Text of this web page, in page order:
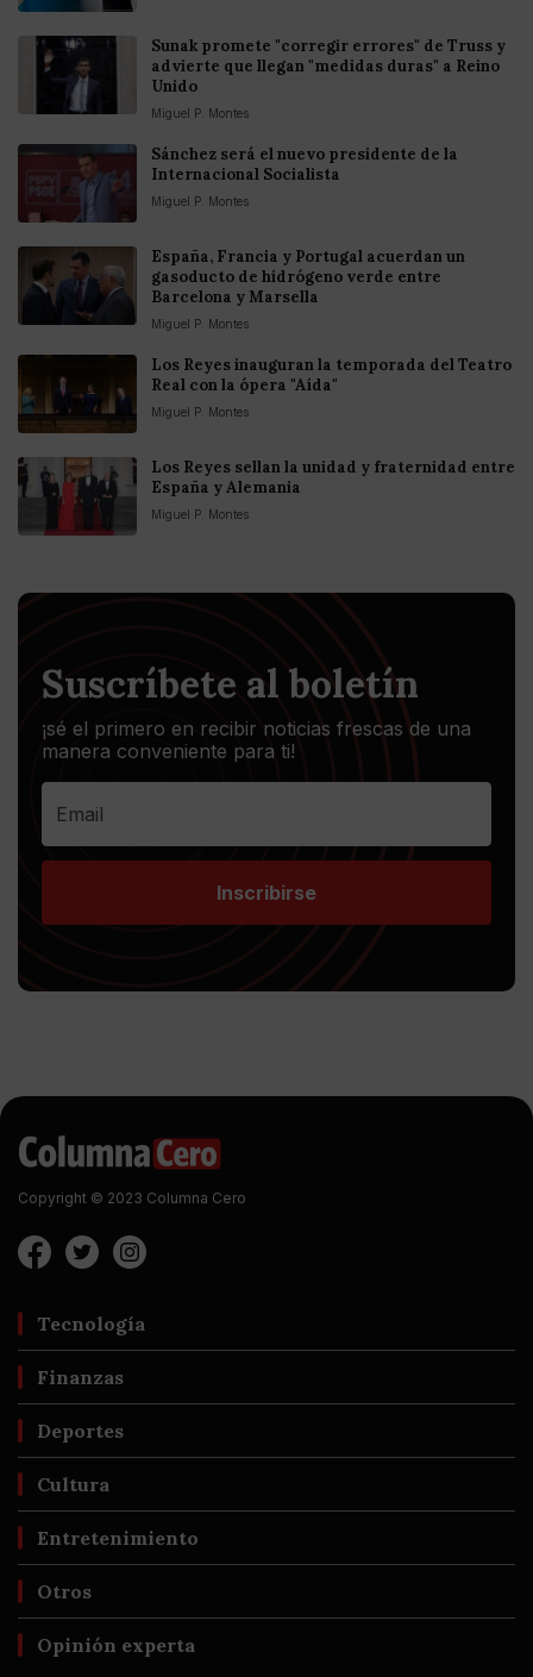
Sunak promete "corregir errores" de Truss y
advierte que llegan "medidas duras" a Reino
Unido
Miguel P. Montes
Sánchez será el nuevo presidente de la
Internacional Socialista
Miguel P. Montes
España, Francia y Portugal acuerdan un
gasoducto de hidrógeno verde entre
Barcelona y Marsella
Miguel P. Montes
Los Reyes inauguran la temporada del Teatro
Real con la ópera "Aída"
Miguel P. Montes
Los Reyes sellan la unidad y fraternidad entre
España y Alemania
Miguel P. Montes
Suscríbete al boletín
¡sé el primero en recibir noticias frescas de una
manera conveniente para ti!
Inscribirse
Copyright © 2023 Columna Cero
Tecnología
Finanzas
Deportes
Cultura
Entretenimiento
Otros
Opinión experta